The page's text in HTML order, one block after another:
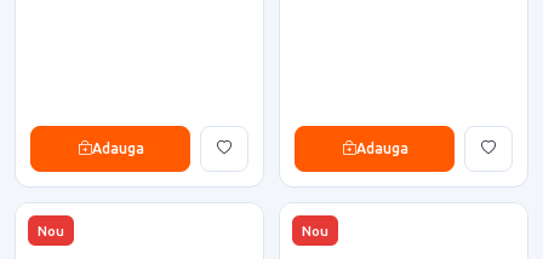
Adauga Adauga
Nou Nou